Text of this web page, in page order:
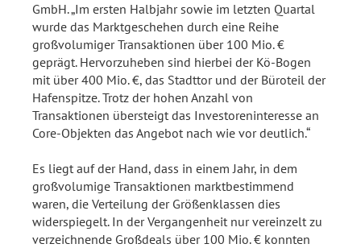
GmbH. „Im ersten Halbjahr sowie im letzten Quartal
wurde das Marktgeschehen durch eine Reihe
großvolumiger Transaktionen über 100 Mio. €
geprägt. Hervorzuheben sind hierbei der Kö-Bogen
mit über 400 Mio. €, das Stadttor und der Büroteil der
Hafenspitze. Trotz der hohen Anzahl von
Transaktionen übersteigt das Investoreninteresse an
Core-Objekten das Angebot nach wie vor deutlich.“
Es liegt auf der Hand, dass in einem Jahr, in dem
großvolumige Transaktionen marktbestimmend
waren, die Verteilung der Größenklassen dies
widerspiegelt. In der Vergangenheit nur vereinzelt zu
verzeichnende Großdeals über 100 Mio. € konnten